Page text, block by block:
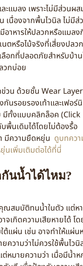
ะแมลง เพราะไม่มีส่วนผ
เนื่องจากพื้นไวนิล ไม่มี
อาหารให้ปลวกหรือแมล
ตหรือไม้จริงที่เสี่ยงปลว
ลือกที่ปลอดภัยสำหรับบ้า
วกบ่อย
วน ด้วยชั้น Wear
นรอยรองเท้าและเฟอร์
มีทั้งแบบคลิกล็อค (Click
พื้นเดิมได้โดยไม่ต้องรื้อ
มีความยืดหยุ่น ดูบทคว
นเพิ่มเติมต่อได้ที่นี่
นน้ำได้ไหม?
ณสมบัติทนน้ำในตัว แต่ห
จเกิดความเสียหายได้ โด
ใต้แผ่น เช่น อาจทำให้แผ่
ความว่าไม่ควรใช้พื้นไว
หมายความว่า เมื่อมีน้ำ